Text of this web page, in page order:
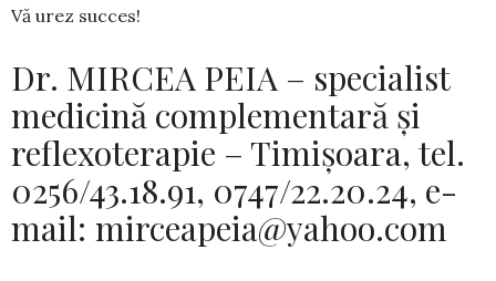
Vă urez succes!
Dr. MIRCEA PEIA – specialist
medicină complementară și
reflexoterapie – Timișoara, tel.
0256/43.18.91, 0747/22.20.24, e-
mail: mirceapeia@yahoo.com